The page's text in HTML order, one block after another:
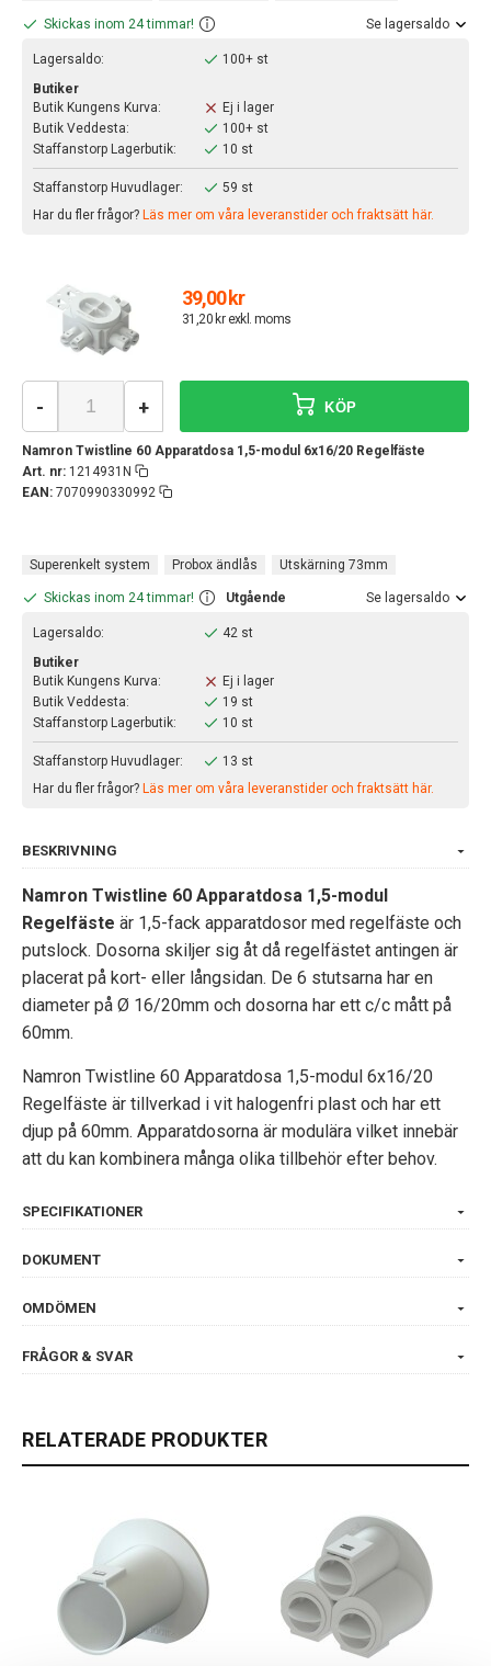
Skickas inom 24 timmar! Se lagersaldo
Lagersaldo:
100+ st
Butiker
Butik Kungens Kurva:
Ej i lager
Butik Veddesta:
100+ st
Staffanstorp Lagerbutik:
10 st
Staffanstorp Huvudlager:
59 st
Har du fler frågor? Läs mer om våra leveranstider och fraktsätt här.
39,00 kr
31,20 kr exkl. moms
Namron Twistline 60 Apparatdosa 1,5-modul 6x16/20 Regelfäste
Art. nr: 1214931N
EAN: 7070990330992
- + KÖP
Superenkelt system Probox ändlås Utskärning 73mm
Skickas inom 24 timmar! Utgående Se lagersaldo
Lagersaldo:
42 st
Butiker
Butik Kungens Kurva:
Ej i lager
Butik Veddesta:
19 st
Staffanstorp Lagerbutik:
10 st
Staffanstorp Huvudlager:
13 st
Har du fler frågor? Läs mer om våra leveranstider och fraktsätt här.
BESKRIVNING
Namron Twistline 60 Apparatdosa 1,5-modul
Regelfäste är 1,5-fack apparatdosor med regelfäste och
putslock. Dosorna skiljer sig åt då regelfästet antingen är
placerat på kort- eller långsidan. De 6 stutsarna har en
diameter på Ø 16/20mm och dosorna har ett c/c mått på
60mm.
Namron Twistline 60 Apparatdosa 1,5-modul 6x16/20
Regelfäste är tillverkad i vit halogenfri plast och har ett
djup på 60mm. Apparatdosorna är modulära vilket innebär
att du kan kombinera många olika tillbehör efter behov.
SPECIFIKATIONER
DOKUMENT
OMDÖMEN
FRÅGOR & SVAR
RELATERADE PRODUKTER